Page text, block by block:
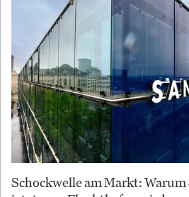
Schockwelle am Markt: